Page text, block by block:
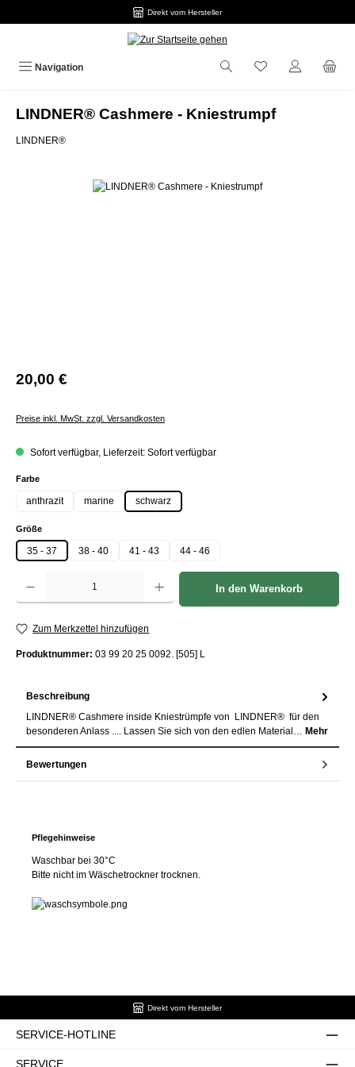
Direkt vom Hersteller
Navigation
LINDNER® Cashmere - Kniestrumpf
LINDNER®
Bildergalerie überspringen
20,00 €
Preise inkl. MwSt. zzgl. Versandkosten
Sofort verfügbar, Lieferzeit: Sofort verfügbar
Farbeauswählen
anthrazit marine schwarz
Größeauswählen
35 - 37 38 - 40 41 - 43 44 - 46
Produkt Anzahl: Gib den gewünschten Wert ein oder benutze die Schaltflächen um die
In den Warenkorb
Zum Merkzettel hinzufügen
Produktnummer: 03 99 20 25 0092. [505] L
Beschreibung
LINDNER® Cashmere inside Kniestrümpfe von LINDNER® für den
besonderen Anlass .... Lassen Sie sich von den edlen Material… Mehr
Bewertungen
Pflegehinweise
Waschbar bei 30°C
Bitte nicht im Wäschetrockner trocknen.
Direkt vom Hersteller
SERVICE-HOTLINE
SERVICE